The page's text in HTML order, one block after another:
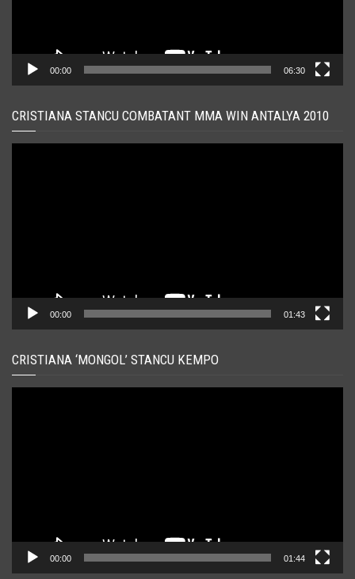
00:00 06:30
CRISTIANA STANCU COMBATANT MMA WIN ANTALYA 2010
00:00 01:43
CRISTIANA ‘MONGOL’ STANCU KEMPO
00:00 01:44